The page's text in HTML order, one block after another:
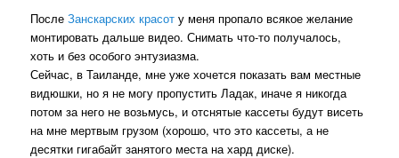
ПослеЗанскарских красот у меня пропало всякое желание
монтировать дальше видео. Снимать что-то получалось,
хоть и без особого энтузиазма.
Сейчас, в Таиланде, мне уже хочется показать вам местные
видюшки, но я не могу пропустить Ладак, иначе я никогда
потом за него не возьмусь, и отснятые кассеты будут висеть
на мне мертвым грузом (хорошо, что это кассеты, а не
десятки гигабайт занятого места на хард диске).